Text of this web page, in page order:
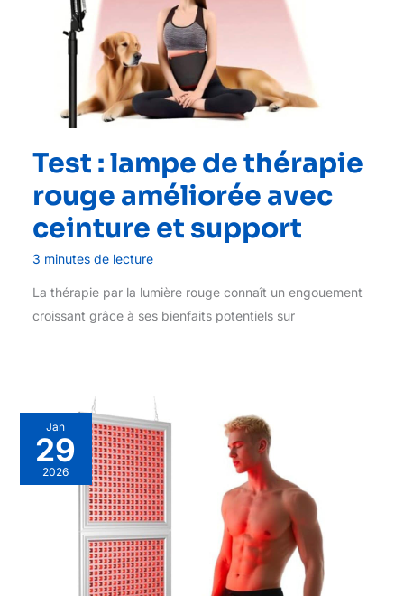
Test : lampe de thérapie
rouge améliorée avec
ceinture et support
3 minutes de lecture
La thérapie par la lumière rouge connaît un engouement
croissant grâce à ses bienfaits potentiels sur
Jan
29
2026